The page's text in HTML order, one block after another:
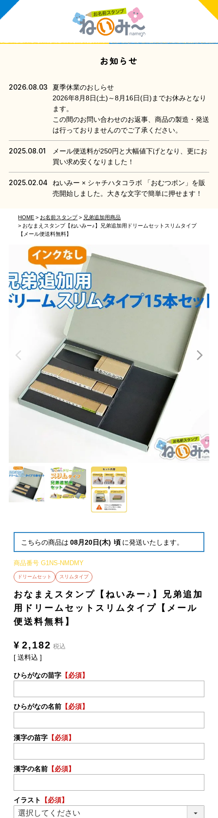
お知らせ
2026.08.03
夏季休業のおしらせ
2026年8月8日(土)～8月16日(日)までお休みとなり
ます。
この間のお問い合わせのお返事、商品の製造・発送
は行っておりませんのでご了承ください。
2025.08.01
メール便送料が250円と大幅値下げとなり、更にお
買い求め安くなりました！
2025.02.04
ねいみー × シャチハタコラボ 「おむつポン」を販
売開始しました。大きな文字で簡単に押せます！
HOME お名前スタンプ
兄弟追加用商品
おなまえスタンプ【ねいみー♪】兄弟追加用ドリームセットスリムタイプ
【メール便送料無料】
こちらの商品は 08月20日(木) 頃 に発送いたします。
商品番号 G1NS-NMDMY
ドリームセット スリムタイプ
おなまえスタンプ【ねいみー♪】兄弟追加
用ドリームセットスリムタイプ【メール
便送料無料】
¥ 2,182 税込
送料込
ひらがなの苗字 【必須】
ひらがなの名前 【必須】
漢字の苗字 【必須】
漢字の名前 【必須】
イラスト 【必須】